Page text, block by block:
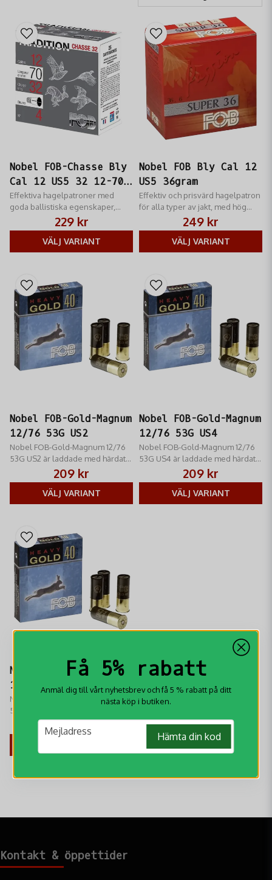
Nobel FOB-Chasse Bly
Cal 12 US5 32 12-70
32gram
Effektiva hagelpatroner med
goda ballistiska egenskaper,
perfekt för äldre vapen.
229 kr
VÄLJ VARIANT
Nobel FOB Bly Cal 12
US5 36gram
Effektiv och prisvärd hagelpatron
för alla typer av jakt, med hög
hastighet och optimal precision.
249 kr
VÄLJ VARIANT
Nobel FOB-Gold-Magnum
12/76 53G US2
Nobel FOB-Gold-Magnum 12/76
53G US2 är laddade med härdat
guldbly som är extremt starkt för
att bryta ben och uppnå kraftig
penetration på långa avstånd.
209 kr
VÄLJ VARIANT
Nobel FOB-Gold-Magnum
12/76 53G US4
Nobel FOB-Gold-Magnum 12/76
53G US4 är laddade med härdat
guldbly som är extremt starkt för
att bryta ben och uppnå kraftig
penetration på långa avstånd.
209 kr
VÄLJ VARIANT
Nobel FOB-Gold-Magnum
12/76 53G US1
Nobel FOB-Gold-Magnum 12/76
53G US1 är laddade med härdat
guldbly som är extremt starkt för
att bryta ben och uppnå kraftig
209 kr
Få 5% rabatt
Anmäl dig till vårt nyhetsbrev och få 5 % rabatt på ditt
nästa köp i butiken.
email
Mejladress Hämta din kod
Kontakt & öppettider